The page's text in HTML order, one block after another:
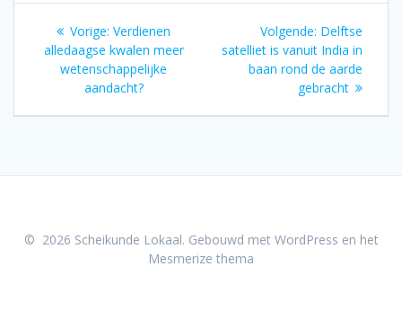
Bericht
navigatie
Vorige: Vorig
bericht:
Verdienen
alledaagse kwalen meer
wetenschappelijke
aandacht?
Volgende: Volgend
bericht:
Delftse
satelliet is vanuit India in
baan rond de aarde
gebracht
© 2026 Scheikunde Lokaal. Gebouwd met WordPress en het
Mesmerize thema